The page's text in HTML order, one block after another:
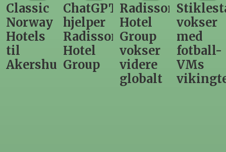
ChatGPT
hjelper
Radisson
Hotel
Group
Radisson
Hotel
Group
vokser
videre
Stiklestad
vokser
med
fotball-
VMs
vikingtematikk
Fra
direktør
til
nytt